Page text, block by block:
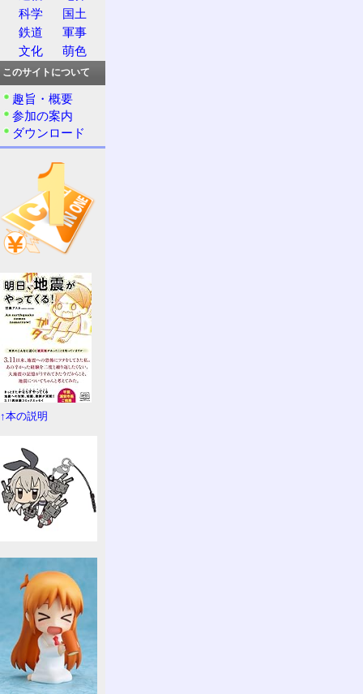
科学
国土
鉄道
軍事
文化
萌色
このサイトについて
趣旨・概要
参加の案内
ダウンロード
↑本の説明